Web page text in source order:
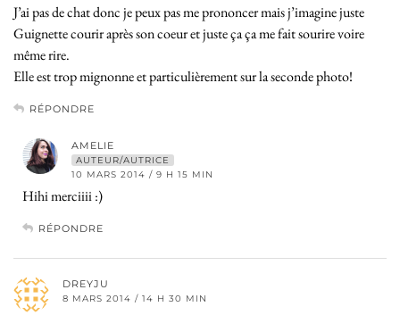
J’ai pas de chat donc je peux pas me prononcer mais j’imagine juste
Guignette courir après son coeur et juste ça ça me fait sourire voire
même rire.
Elle est trop mignonne et particulièrement sur la seconde photo!
RÉPONDRE
AMELIE
AUTEUR/AUTRICE
10 MARS 2014 / 9 H 15 MIN
Hihi merciiii :)
RÉPONDRE
DREYJU
8 MARS 2014 / 14 H 30 MIN